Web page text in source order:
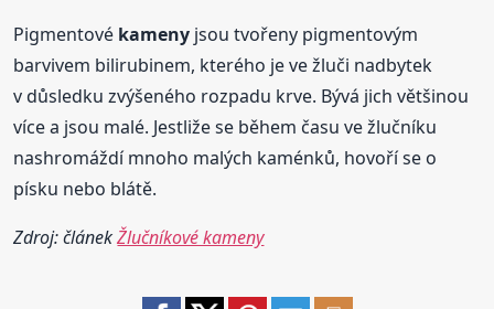
Pigmentové kameny jsou tvořeny pigmentovým
barvivem bilirubinem, kterého je ve žluči nadbytek
v důsledku zvýšeného rozpadu krve. Bývá jich většinou
více a jsou malé. Jestliže se během času ve žlučníku
nashromáždí mnoho malých kaménků, hovoří se o
písku nebo blátě.
Zdroj: článekŽlučníkové kameny